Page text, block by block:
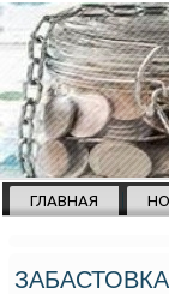
ГЛАВНАЯ